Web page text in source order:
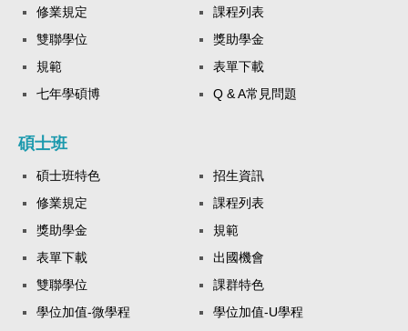
修業規定
課程列表
雙聯學位
獎助學金
規範
表單下載
七年學碩博
Q & A常見問題
碩士班
碩士班特色
招生資訊
修業規定
課程列表
獎助學金
規範
表單下載
出國機會
雙聯學位
課群特色
學位加值-微學程
學位加值-U學程